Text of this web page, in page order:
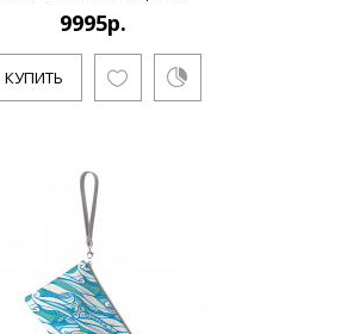
КУПИТЬ
Художник Дмитрий Кустанович, живет и
работает в Санкт-Петербурге. Является
основателем нового стиля..
9995р.
КУПИТЬ